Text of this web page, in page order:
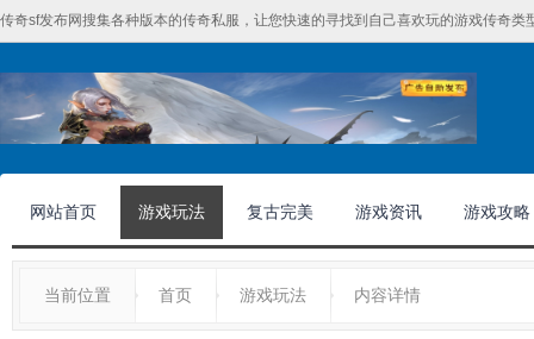
传奇sf发布网搜集各种版本的传奇私服，让您快速的寻找到自己喜欢玩的游戏传奇
网站首页 游戏玩法 复古完美 游戏资讯 游戏攻略
当前位置 首页 游戏玩法 内容详情